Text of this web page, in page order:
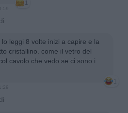
1
lo leggi 8 volte inizi a capire e la
cristallino. come il vetro del
cavolo che vedo se ci sono i
1